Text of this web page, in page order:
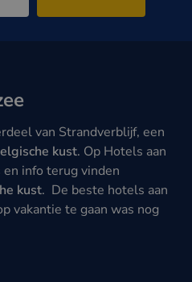
van Strandverblijf, een
kust. Op Hotels aan
info terug vinden
kust. De beste hotels aan
vakantie te gaan was nog